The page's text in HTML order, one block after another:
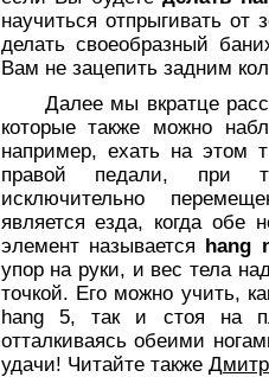
научиться отпрыгивать
делать своеобразный
Вам не зацепить задним
Далее мы вкратце
которые также можно
например, ехать на этом
правой педали, при
исключительно
является езда, когда обе
элемент называется hang
упор на руки, и вес тела
точкой. Его можно учить,
hang 5, так и стоя на
отталкиваясь обеими
удачи! Читайте также